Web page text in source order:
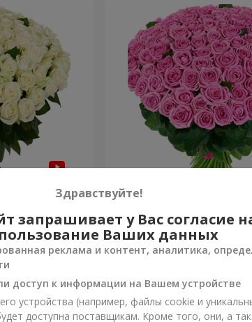
Заказать
101 розовая роза
38 665 грн
Здравствуйте!
запрашивает у Вас согласие
Ваших данных
реклама и контент, аналитика,
доступ к информации на Вашем устройстве
устройства (например, файлы cookie и
доступна поставщикам. Кроме того, они, а